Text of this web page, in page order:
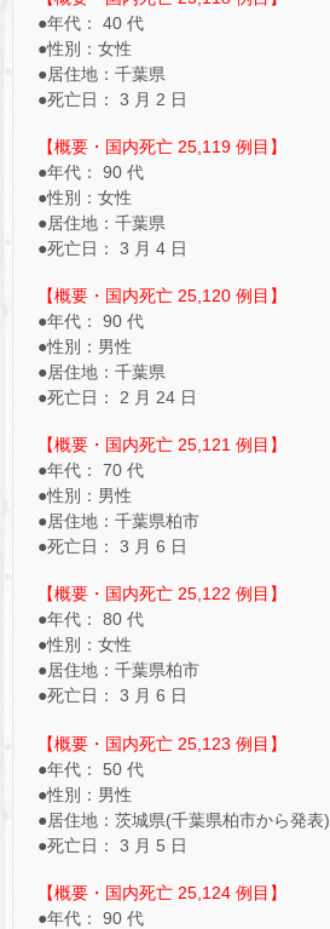
●年代： 40 代
●性別：女性
●居住地：千葉県
●死亡日： 3 月 2 日
【概要・国内死亡 25,119 例目】
●年代： 90 代
●性別：女性
●居住地：千葉県
●死亡日： 3 月 4 日
【概要・国内死亡 25,120 例目】
●年代： 90 代
●性別：男性
●居住地：千葉県
●死亡日： 2 月 24 日
【概要・国内死亡 25,121 例目】
●年代： 70 代
●性別：男性
●居住地：千葉県柏市
●死亡日： 3 月 6 日
【概要・国内死亡 25,122 例目】
●年代： 80 代
●性別：女性
●居住地：千葉県柏市
●死亡日： 3 月 6 日
【概要・国内死亡 25,123 例目】
●年代： 50 代
●性別：男性
●居住地：茨城県(千葉県柏市から発表)
●死亡日： 3 月 5 日
【概要・国内死亡 25,124 例目】
●年代： 90 代